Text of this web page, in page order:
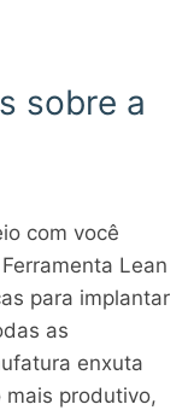
sobre a
com você
Lean
para implantar
as
enxuta
mais produtivo,